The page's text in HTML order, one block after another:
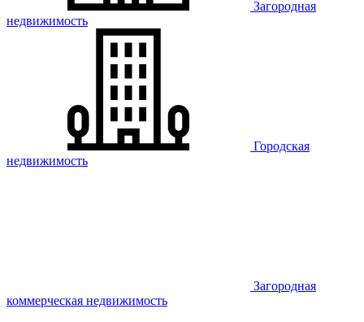
Загородная
недвижимость
Городская
недвижимость
Загородная
коммерческая недвижимость